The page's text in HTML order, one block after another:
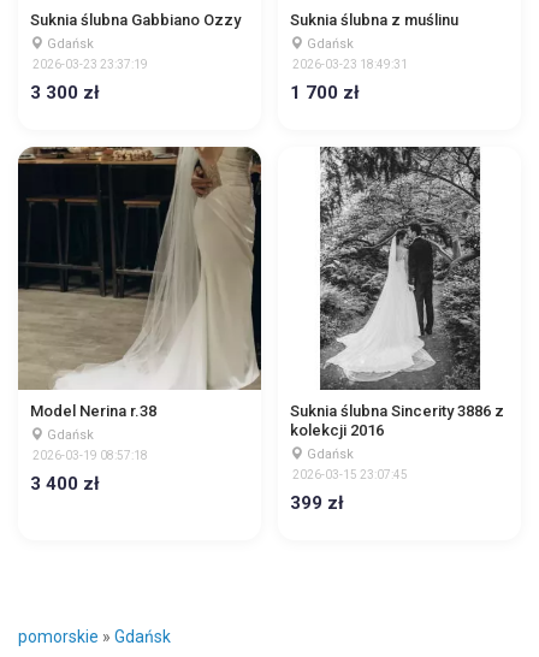
Suknia ślubna Gabbiano Ozzy
Gdańsk
2026-03-23 23:37:19
3 300 zł
Suknia ślubna z muślinu
Gdańsk
2026-03-23 18:49:31
1 700 zł
Model Nerina r.38
Gdańsk
2026-03-19 08:57:18
3 400 zł
Suknia ślubna Sincerity 3886 z
kolekcji 2016
Gdańsk
2026-03-15 23:07:45
399 zł
pomorskie » Gdańsk